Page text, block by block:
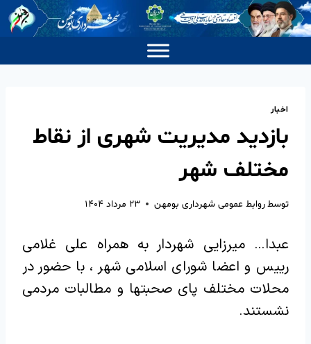
اخبار
بازدید مدیریت شهری از نقاط
مختلف شهر
توسطروابط عمومی شهرداری بومهن ۲۳ مرداد ۱۴۰۴
عبدا… میرزایی شهردار به همراه علی غلامی
رییس و اعضا شورای اسلامی شهر ، با حضور در
محلات مختلف پای صحبتها و مطالبات مردمی
نشستند.‌